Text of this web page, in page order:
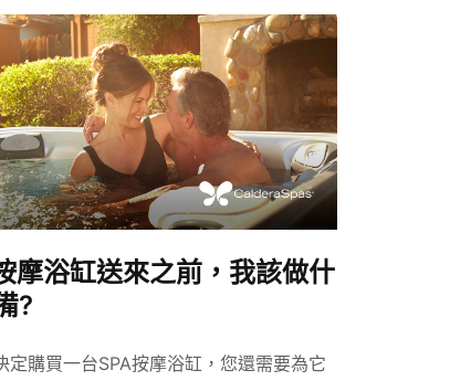
摩浴缸送來之前，我該做什
?
定購買一台SPA按摩浴缸，您還需要為它